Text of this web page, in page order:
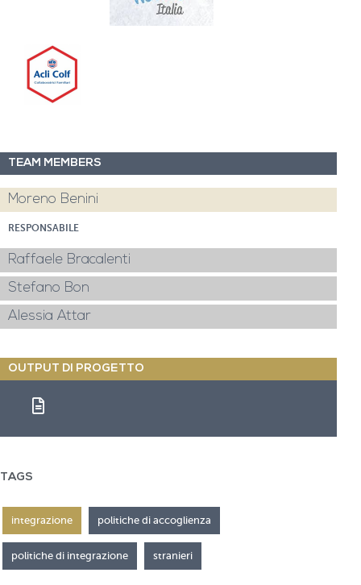
TEAM MEMBERS
Moreno Benini
RESPONSABILE
Raffaele Bracalenti
Stefano Bon
Alessia Attar
OUTPUT DI PROGETTO
TAGS
integrazione politiche di accoglienza
politiche di integrazione stranieri